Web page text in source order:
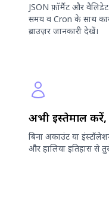
JSON फ़ॉर्मैट और
समय व Cron के साथ
ब्राउज़र जानकारी देखें।
अभी इस्तेमाल
बिना अकाउंट या
और हालिया इतिहास से